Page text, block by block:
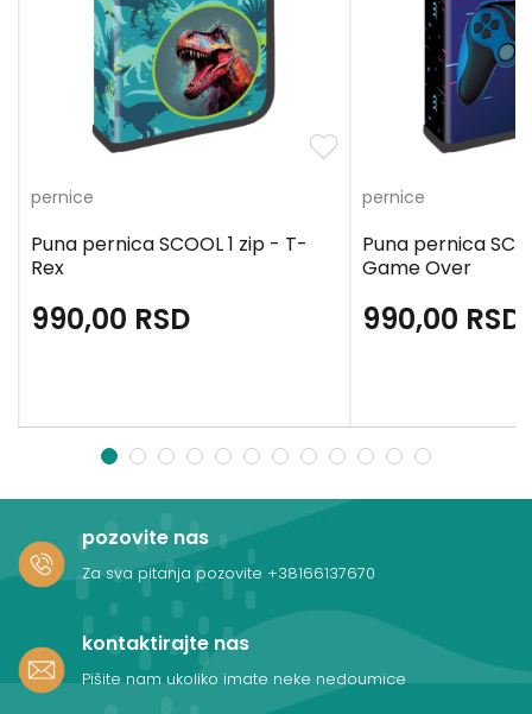
pernice
Puna pernica SCOOL 1 zip - T-
Rex
990,00 RSD
pernice
Puna pernica
Game Over
990,00 RSD
1 2 3 4 5 6 7 8 9 10 11 12
pozovite nas
Za sva pitanja pozovite +38166137670
kontaktirajte nas
Pišite nam ukoliko imate neke nedoumice